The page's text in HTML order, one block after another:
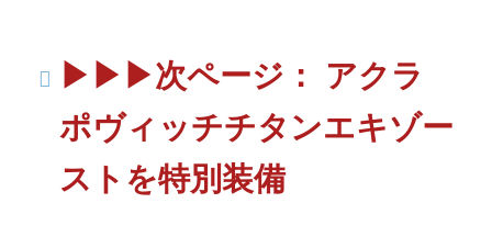
▶︎▶︎▶︎次ページ： アクラ
ポヴィッチチタンエキゾー
ストを特別装備